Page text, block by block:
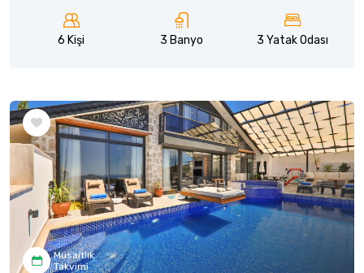
6 Kişi 3 Banyo 3 Yatak Odası
Müsaitlik
Takvimi